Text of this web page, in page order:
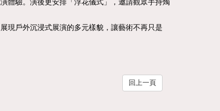
體驗。演後更安排「浮花儀式」，邀請觀眾手持燭
現戶外沉浸式展演的多元樣貌，讓藝術不再只是
回上一頁